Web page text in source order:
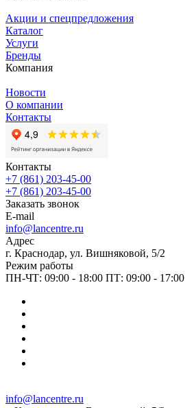
Акции и спецпредложения
Каталог
Услуги
Бренды
Компания
Новости
О компании
Контакты
Контакты
+7 (861) 203-45-00
+7 (861) 203-45-00
Заказать звонок
E-mail
info@lancentre.ru
Адрес
г. Краснодар, ул. Вишняковой, 5/2
Режим работы
ПН-ЧТ: 09:00 - 18:00 ПТ: 09:00 - 17:00
info@lancentre.ru